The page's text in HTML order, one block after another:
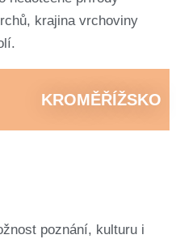
krajina vrchoviny
KROMĚŘÍŽSKO
poznání, kulturu i